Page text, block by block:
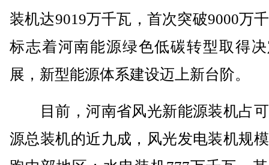
装机达9019万千瓦，首次突破9000万
标志着河南能源绿色低碳转型取得
展，新型能源体系建设迈上新台阶。
目前，河南省风光新能源装机占
源总装机的近九成，风光发电装机规